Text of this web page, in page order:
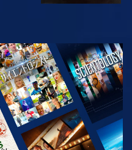
シリーズを探求